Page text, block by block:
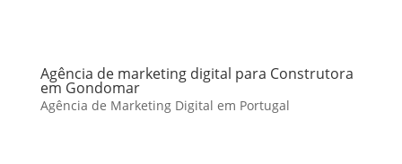
Agência de marketing digital para Construtora
em Gondomar
Agência de Marketing Digital em Portugal